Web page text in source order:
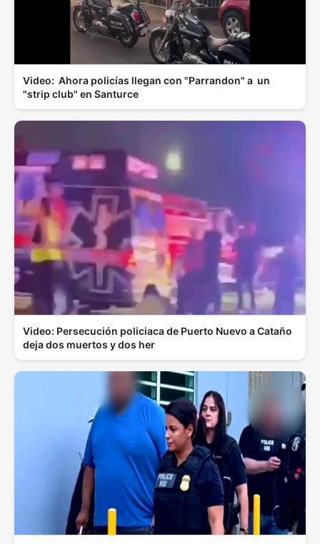
Video: Ahora policías llegan con "Parrandon" a un
"strip club" en Santurce
Video: Persecución policiaca de Puerto Nuevo a Cataño
deja dos muertos y dos her